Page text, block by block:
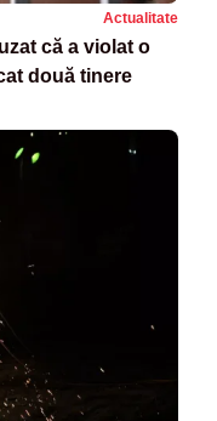
Actualitate
că a violat o
două tinere